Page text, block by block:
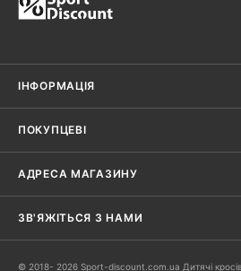
ІНФОРМАЦІЯ
ПОКУПЦЕВІ
АДРЕСА МАГАЗИНУ
ЗВ'ЯЖІТЬСЯ З НАМИ
© 2018- 2026 Sport-discount.com.ua Дитячі